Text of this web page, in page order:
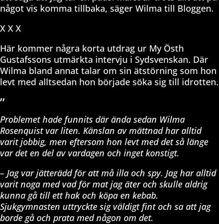
något vis komma tillbaka, säger Wilma till Bloggen.
X X X
Här kommer några korta utdrag ur My Östh
Gustafssons utmärkta intervju i Sydsvenskan. Där
Wilma bland annat talar om sin ätstörning som hon
levt med alltsedan hon började söka sig till idrotten.
”
Problemet hade funnits där ända sedan Wilma
Rosenquist var liten. Känslan av mättnad har alltid
varit jobbig, men eftersom hon levt med det så länge
var det en del av vardagen och inget konstigt.
– Jag var jätterädd för att må illa och spy. Jag har alltid
varit noga med vad för mat jag äter och skulle aldrig
kunna gå till ett hak och köpa en kebab.
Sjukgymnasten uttryckte sig väldigt fint och sa att jag
borde gå och prata med någon om det.